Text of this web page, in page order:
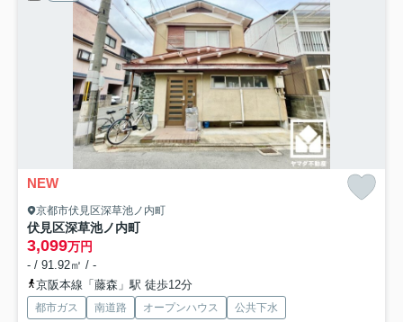
NEW
京都市伏見区深草池ノ内町
伏見区深草池ノ内町
3,099万円
- / 91.92㎡ / -
京阪本線「藤森」駅 徒歩12分
都市ガス 南道路 オープンハウス
公共下水